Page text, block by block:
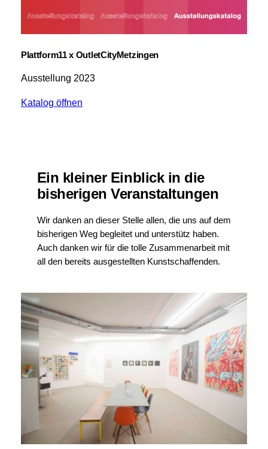
Plattform11 x OutletCityMetzingen
Ausstellung 2023
Katalog öffnen
Ein kleiner Einblick in die
bisherigen Veranstaltungen
Wir danken an dieser Stelle allen, die uns auf dem
bisherigen Weg begleitet und unterstütz haben.
Auch danken wir für die tolle Zusammenarbeit mit
all den bereits ausgestellten Kunstschaffenden.